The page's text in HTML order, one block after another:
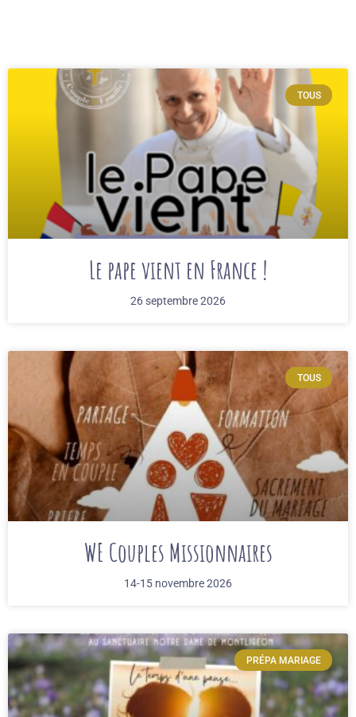
TOUS
Le pape vient en France !
26 septembre 2026
TOUS
WE Couples Missionnaires
14-15 novembre 2026
PRÉPA MARIAGE